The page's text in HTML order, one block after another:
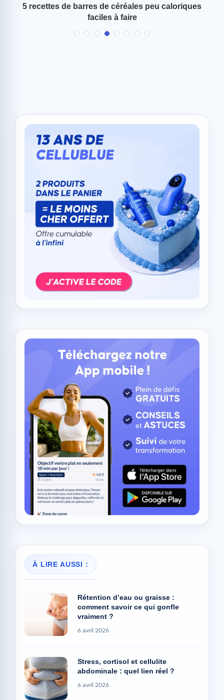
5 recettes de barres de céréales peu caloriques
faciles à faire
À LIRE AUSSI :
Rétention d’eau ou graisse :
comment savoir ce qui gonfle
vraiment ?
6 avril 2026
Stress, cortisol et cellulite
abdominale : quel lien réel ?
6 avril 2026